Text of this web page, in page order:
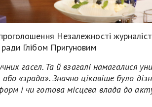
Незалежності
Глібом Пригуновим
гасел. Та й взагалі намагалися
«зрада». Значно цікавіше було
і чи готова місцева влада до